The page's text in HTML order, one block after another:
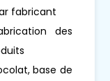
fabricant
des
base de